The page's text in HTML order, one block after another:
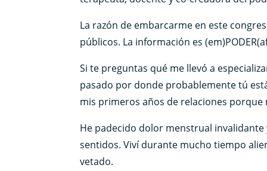
La razón de embarcarme en este
públicos. La información es
Si te preguntas qué me llevó a
pasado por donde probablemente tú
mis primeros años de relaciones porque
He padecido dolor menstrual
sentidos. Viví durante mucho tiempo
vetado.